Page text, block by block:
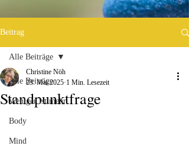
Beitrag
Alle Beiträge
Weniger ist mehr
Body
Mind
Alle Beiträge
Standpunktfrage
Christine Nöh
23. Mai 2025 1 Min. Lesezeit